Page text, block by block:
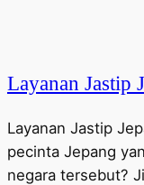
Layanan Jastip
Layanan Jastip
pecinta Jepang
negara tersebut?